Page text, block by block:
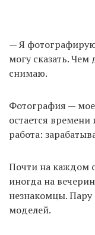
— Я
могу сказать.
снимаю.
Фотография — мое
остается времени
работа:
Почти на каждом
иногда на
незнакомцы.
моделей.